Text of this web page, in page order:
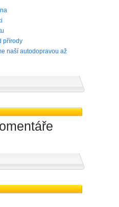
přírody
naší autodopravou až